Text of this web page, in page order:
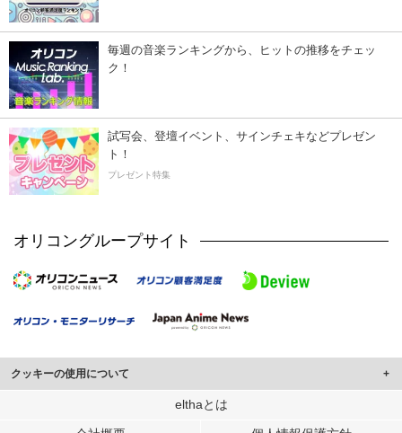
毎週の音楽ランキングから、ヒットの推移をチェッ
ク！
試写会、登壇イベント、サインチェキなどプレゼン
ト！
プレゼント特集
オリコングループサイト
クッキーの使用について
このサイトでは Cookie を使用して、ユーザーに合わせたコンテンツや広告の
elthaとは